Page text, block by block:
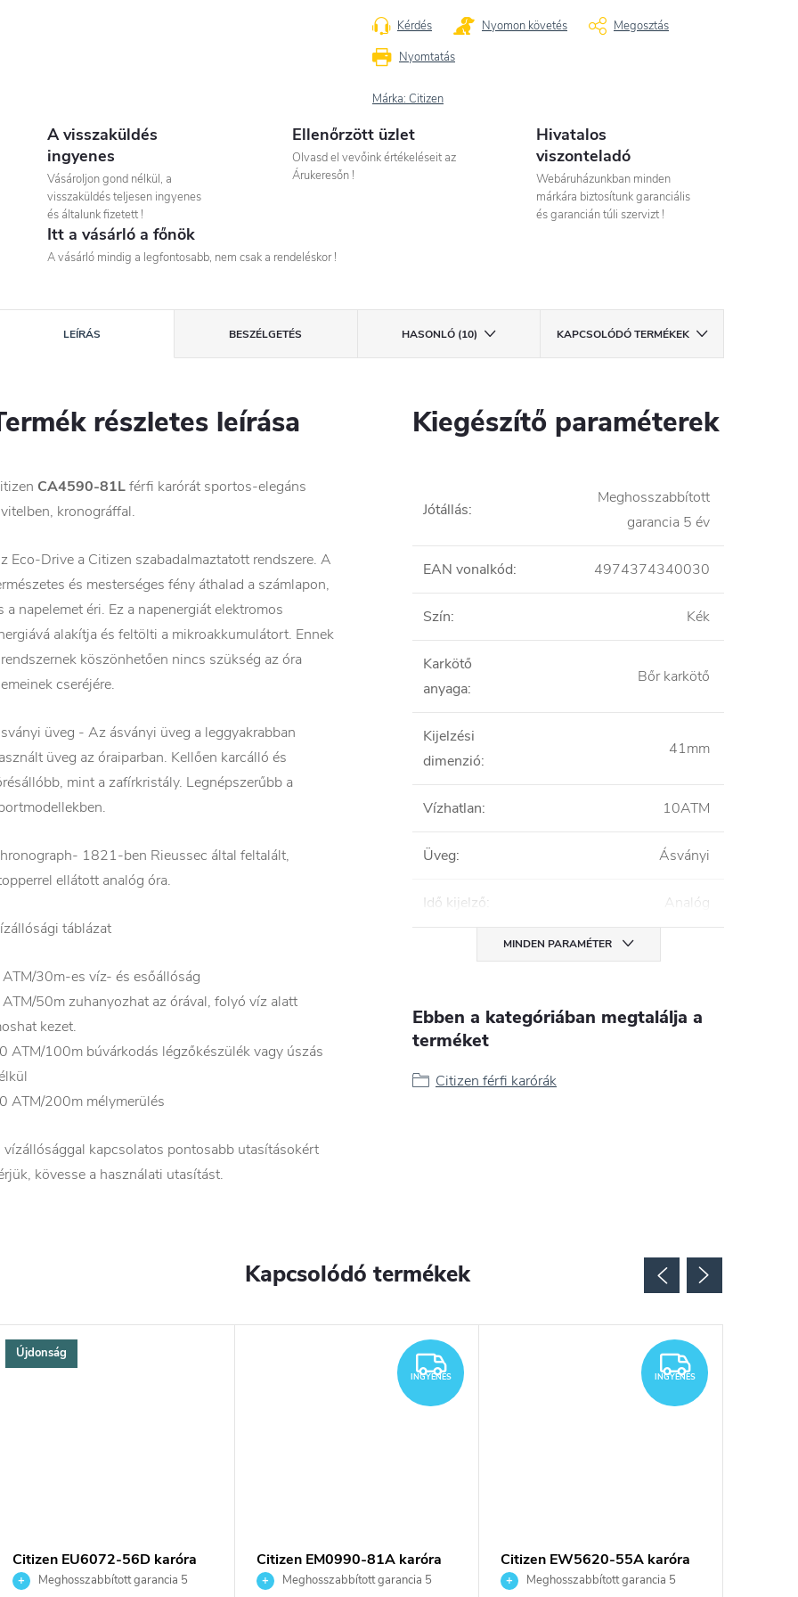
Nyomtatás
Kérdés Nyomon követés Megosztás
Márka: Citizen
A visszaküldés
ingyenes
Vásároljon gond nélkül, a
visszaküldés teljesen ingyenes
és általunk fizetett !
Ellenőrzött üzlet
Olvasd el vevőink értékeléseit az
Árukeresőn !
Hivatalos
viszonteladó
Webáruházunkban minden
márkára biztosítunk garanciális
és garancián túli szervizt !
Itt a vásárló a főnök
A vásárló mindig a legfontosabb, nem csak a rendeléskor !
LEÍRÁS BESZÉLGETÉS HASONLÓ (10) KAPCSOLÓDÓ TERMÉKEK
részletes leírása
CA4590-81Lférfi karórát sportos-elegáns
kronográffal.
Eco-Drive a Citizen szabadalmaztatott rendszere. A
és mesterséges fény áthalad a számlapon,
a napelemet éri. Ez a napenergiát elektromos
alakítja és feltölti a mikroakkumulátort. Ennek
köszönhetően nincs szükség az óra
cseréjére.
üveg - Az ásványi üveg a leggyakrabban
üveg az óraiparban. Kellően karcálló és
mint a zafírkristály. Legnépszerűbb a
1821-ben Rieussec által feltalált,
ellátott analóg óra.
táblázat
30m-es víz- és esőállóság
50m zuhanyozhat az órával, folyó víz alatt
kezet.
ATM/100m búvárkodás légzőkészülék vagy úszás
ATM/200m mélymerülés
vízállósággal kapcsolatos pontosabb utasításokért
kövesse a használati utasítást.
Kiegészítő paraméterek
Jótállás:
Meghosszabbított
garancia 5 év
EAN vonalkód: 4974374340030
Szín: Kék
Karkötő
anyaga:
Bőr karkötő
Kijelzési
dimenzió:
41mm
Vízhatlan: 10ATM
Üveg: Ásványi
Idő kijelző: Analóg
MINDEN PARAMÉTER
Ebben a kategóriában megtalálja a
terméket
Citizen férfi karórák
Kapcsolódó termékek
Újdonság
Citizen EU6072-56D karóra
Meghosszabbított garancia 5
INGYENES
INGYENES
Citizen EM0990-81A karóra
Meghosszabbított garancia 5
INGYENES
INGYENES
Citizen EW5620-55A karóra
Meghosszabbított garancia 5